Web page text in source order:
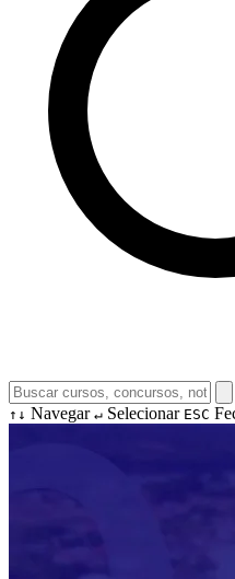
↑↓ Navegar ↵ Selecionar ESC